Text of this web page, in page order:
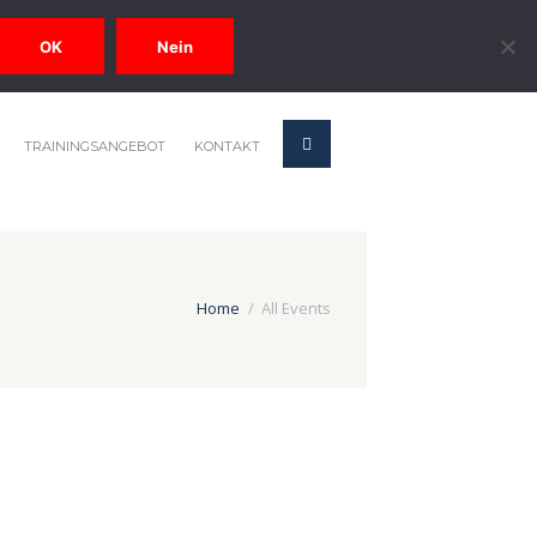
TRAININGSANGEBOT KONTAKT
Home All Events
OK Nein